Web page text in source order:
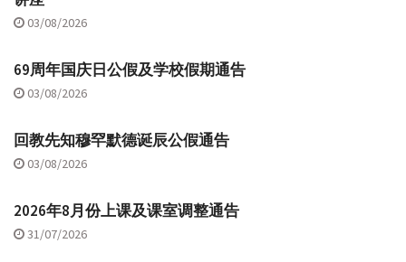
03/08/2026
69周年国庆日公假及学校假期通告
03/08/2026
回教先知穆罕默德诞辰公假通告
03/08/2026
2026年8月份上课及课室调整通告
31/07/2026